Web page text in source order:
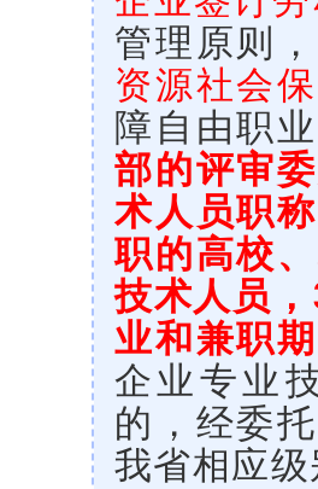
管理原则，
资源社会
障自由职
部的评审
术人员职
职的高校
技术人员
业和兼职
企业专业
的，经委
我省相应